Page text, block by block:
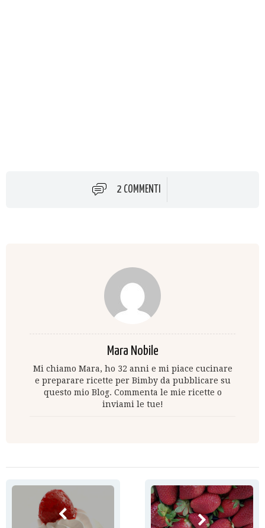
2 COMMENTI
Mara Nobile
Mi chiamo Mara, ho 32 anni e mi piace cucinare
e preparare ricette per Bimby da pubblicare su
questo mio Blog. Commenta le mie ricette o
inviami le tue!